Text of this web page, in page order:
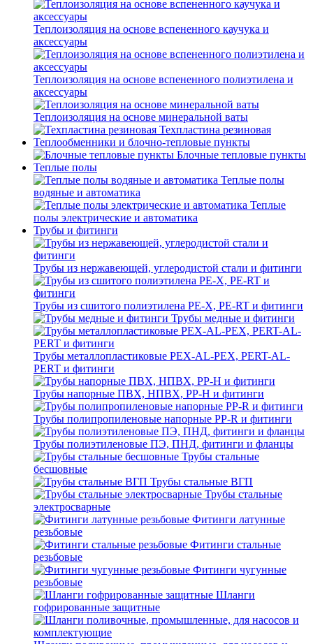
Теплоизоляция на основе вспененного каучука и
аксессуары
Теплоизоляция на основе вспененного полиэтилена и
аксессуары
Теплоизоляция на основе минеральной ваты
Техпластина резиновая
Теплообменники и блочно-тепловые пункты
Блочные тепловые пункты
Теплые полы
Теплые полы
водяные и автоматика
Теплые
полы электрические и автоматика
Трубы и фитинги
Трубы из нержавеющей, углеродистой стали и фитинги
Трубы из сшитого полиэтилена PE-X, PE-RT и фитинги
Трубы медные и фитинги
Трубы металлопластиковые PEX-AL-PEX, PERT-AL-
PERT и фитинги
Трубы напорные ПВХ, НПВХ, PP-H и фитинги
Трубы полипропиленовые напорные PP-R и фитинги
Трубы полиэтиленовые ПЭ, ПНД, фитинги и фланцы
Трубы стальные
бесшовные
Трубы стальные ВГП
Трубы стальные
электросварные
Фитинги латунные
резьбовые
Фитинги стальные
резьбовые
Фитинги чугунные
резьбовые
Шланги
гофрированные защитные